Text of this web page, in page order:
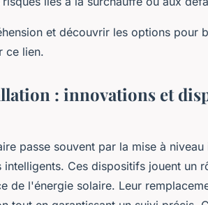
et découvrir les options pour
ce lien.
: innovations et
passe souvent par la mise à
Ces dispositifs jouent un
de l'énergie solaire. Leur